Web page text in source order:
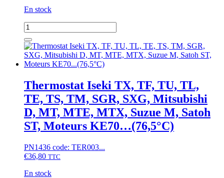
K4F
En stock
quantité
de
Joint
de
vilebrequin
Iseki
TU,
TX,
Mitsubishi
D,
MT,
MTE,
Suzue
M,
Moteurs
KE70...
Thermostat Iseki TX, TF, TU, TL,
TE, TS, TM, SGR, SXG, Mitsubishi
D, MT, MTE, MTX, Suzue M, Satoh
ST, Moteurs KE70…(76,5°C)
PN1436 code: TER003...
€36,80 TTC
En stock